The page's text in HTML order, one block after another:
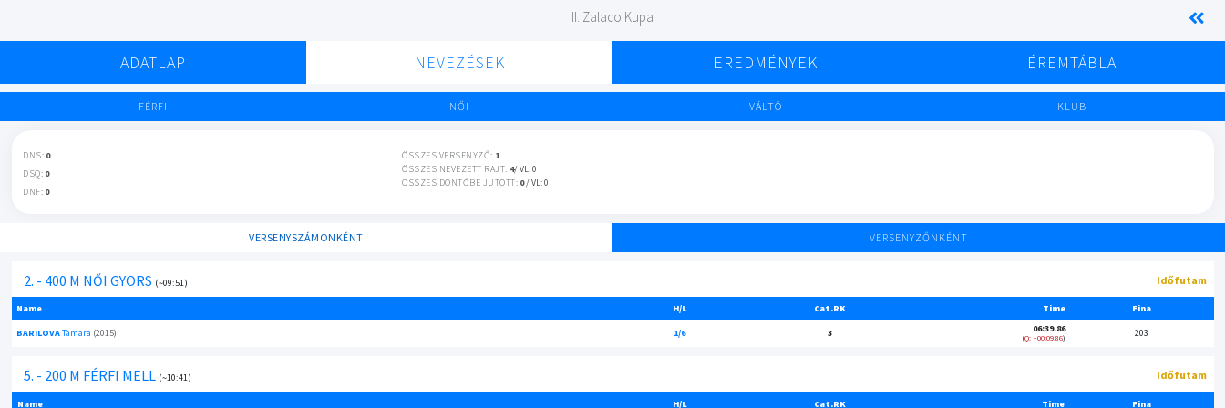
II. Zalaco Kupa
ADATLAP NEVEZÉSEK EREDMÉNYEK ÉREMTÁBLA
FÉRFI NŐI VÁLTÓ KLUB
DNS: 0
DSQ: 0
DNF: 0
ÖSSZES VERSENYZŐ: 1
ÖSSZES NEVEZETT RAJT: 4/ VL: 0
ÖSSZES DÖNTŐBE JUTOTT: 0/ VL: 0
VERSENYSZÁMONKÉNT VERSENYZŐNKÉNT
2. - 400 M NŐI GYORS (~09:51) Időfutam
Name H/L Cat.RK Time Fina
BARILOVATamara (2015) 1/6 3 06:39.86
Q: +00:09.86 203
5. - 200 M FÉRFI MELL (~10:41) Időfutam
Name H/L Cat.RK Time Fina